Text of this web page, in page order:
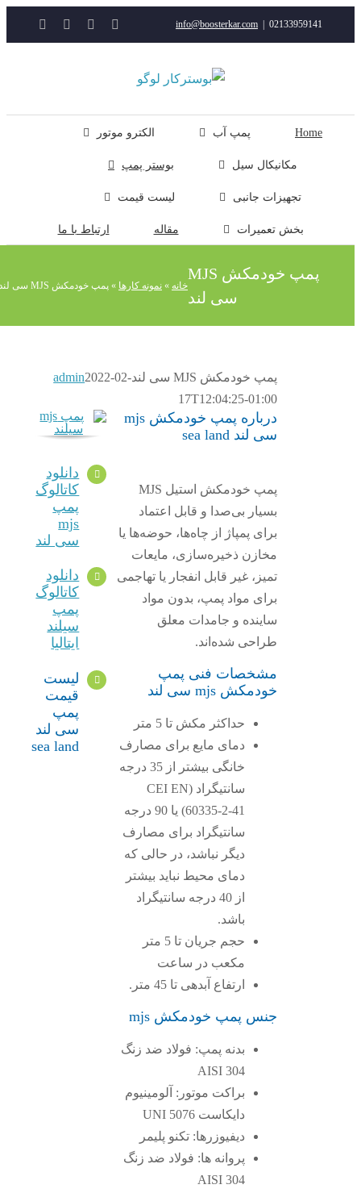
|
info@boosterkar.com
YouTube
Instagram
Rss ایمیل
الکترو موتور
مکانیکال سیل بوستر پمپ
تجهیزات جانبی لیست قیمت
بخش تعمیرات ارتباط با ما
پمپ خودمکش MJS
سی لند
خانه نمونه کارها»پمپ خودمکش MJS سی لند
پمپ خودمکش MJS سی لند admin2022-02-
17T12:04:25-01:00
درباره پمپ خودمکش mjs
سی لند sea land
پمپ خودمکش استیل MJS
بسیار بی‌صدا و قابل اعتماد
برای پمپاژ از چاه‌ها، حوضه‌ها یا
مخازن ذخیره‌سازی، مایعات
تمیز، غیر قابل انفجار یا تهاجمی
برای مواد پمپ، بدون مواد
ساینده و جامدات معلق
طراحی شده‌اند.
مشخصات فنی پمپ
خودمکش mjs سی لند
حداکثر مکش تا 5 متر
دمای مایع برای مصارف
خانگی بیشتر از 35 درجه
سانتیگراد (CEI EN
60335-2-41) یا 90 درجه
سانتیگراد برای مصارف
دیگر نباشد، در حالی که
دمای محیط نباید بیشتر
از 40 درجه سانتیگراد
حجم جریان تا 5 متر
مکعب در ساعت
ارتفاع آبدهی تا 45 متر.
جنس پمپ خودمکش mjs
بدنه پمپ: فولاد ضد زنگ
AISI 304
براکت موتور: آلومینیوم
دایکاست UNI 5076
دیفیوزرها: تکنو پلیمر
پروانه ها: فولاد ضد زنگ
AISI 304
دانلود
کاتالوگ
mjs
سی لند
دانلود
کاتالوگ
لیست
قیمت
سی لند
sea land